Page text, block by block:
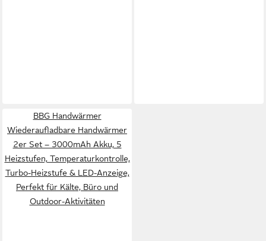
BBG Handwärmer
Wiederaufladbare Handwärmer
2er Set – 3000mAh Akku, 5
Heizstufen, Temperaturkontrolle,
Turbo-Heizstufe & LED-Anzeige,
Perfekt für Kälte, Büro und
Outdoor-Aktivitäten